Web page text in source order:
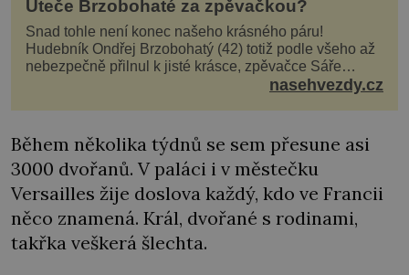
Uteče Brzobohaté za zpěvačkou?
Snad tohle není konec našeho krásného páru!
Hudebník Ondřej Brzobohatý (42) totiž podle všeho až
nebezpečně přilnul k jisté krásce, zpěvačce Sáře
Milfajtové (33), která jednou byla hostem v pořadu
nasehvezdy.cz
Během několika týdnů se sem přesune asi
3000 dvořanů. V paláci i v městečku
Versailles žije doslova každý, kdo ve Francii
něco znamená. Král, dvořané s rodinami,
takřka veškerá šlechta.